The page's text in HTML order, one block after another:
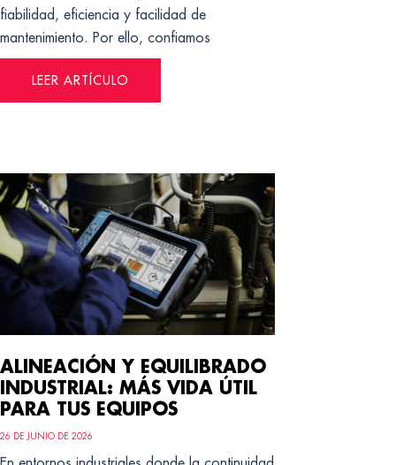
fiabilidad, eficiencia y facilidad de
mantenimiento. Por ello, confiamos
LEER ARTÍCULO
ALINEACIÓN Y EQUILIBRADO
INDUSTRIAL: MÁS VIDA ÚTIL
PARA TUS EQUIPOS
26 DE JUNIO DE 2026